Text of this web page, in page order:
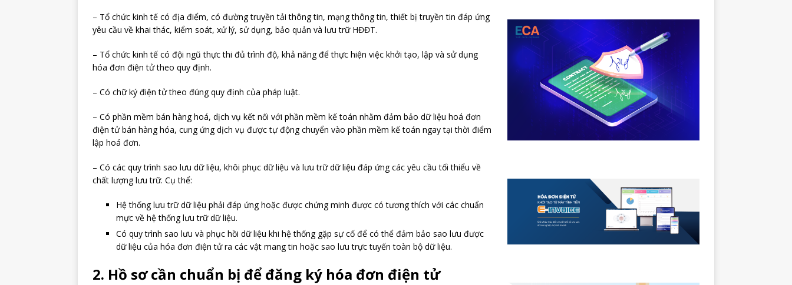
– Tổ chức kinh tế có địa điểm, có đường truyền tải thông tin, mạng thông tin, thiết bị truyền tin đáp ứng
yêu cầu về khai thác, kiểm soát, xử lý, sử dụng, bảo quản và lưu trữ HĐĐT.
– Tổ chức kinh tế có đội ngũ thực thi đủ trình độ, khả năng để thực hiện việc khởi tạo, lập và sử dụng
hóa đơn điện tử theo quy định.
– Có chữ ký điện tử theo đúng quy định của pháp luật.
– Có phần mềm bán hàng hoá, dịch vụ kết nối với phần mềm kế toán nhằm đảm bảo dữ liệu hoá đơn
điện tử bán hàng hóa, cung ứng dịch vụ được tự động chuyển vào phần mềm kế toán ngay tại thời điểm
lập hoá đơn.
– Có các quy trình sao lưu dữ liệu, khôi phục dữ liệu và lưu trữ dữ liệu đáp ứng các yêu cầu tối thiểu về
chất lượng lưu trữ. Cụ thể:
Hệ thống lưu trữ dữ liệu phải đáp ứng hoặc được chứng minh được có tương thích với các chuẩn
mực về hệ thống lưu trữ dữ liệu.
Có quy trình sao lưu và phục hồi dữ liệu khi hệ thống gặp sự cố để có thể đảm bảo sao lưu được
dữ liệu của hóa đơn điện tử ra các vật mang tin hoặc sao lưu trực tuyến toàn bộ dữ liệu.
2. Hồ sơ cần chuẩn bị để đăng ký hóa đơn điện tử